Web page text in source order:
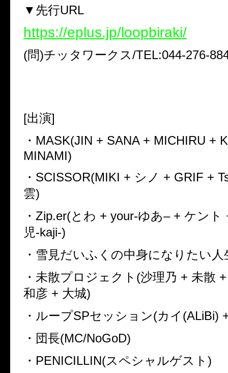
▼ 先行URL
https://eplus.jp/loopbiraki/
(問)チッタワークス/TEL:044-276-
[出演]
・ MASK(JIN + SANA + MICHIRU +
MINAMI)
・ SCISSOR(MIKI + シノ + GRIF +
雲)
・ Zip.er(とわ + your-ゆあ– + ケント
児-kaji-)
・雪見だいふくの中身になりたい
・未散プロジェクト (沙理乃 + 未散
和彦 + 大城)
・ループSPセッション(カイ (ALiBi)
・団長(MC/NoGoD)
・ PENICILLIN(スペシャルゲスト )